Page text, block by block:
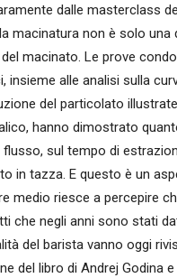
dalle masterclass
macinatura non è solo una
macinato. Le prove
insieme alle analisi sulla
del particolato
hanno dimostrato
flusso, sul tempo di
in tazza. E questo è un
medio riesce a percepire
che negli anni sono stati
del barista vanno oggi
del libro di Andrej Godina